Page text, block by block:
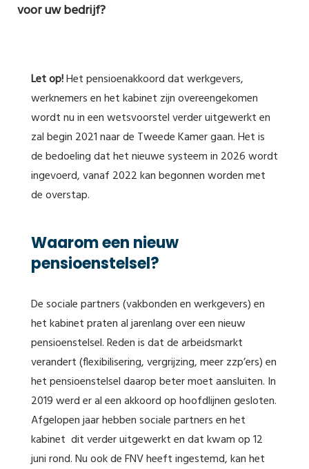
voor uw bedrijf?
Let op!Het pensioenakkoord dat werkgevers,
werknemers en het kabinet zijn overeengekomen
wordt nu in een wetsvoorstel verder uitgewerkt en
zal begin 2021 naar de Tweede Kamer gaan. Het is
de bedoeling dat het nieuwe systeem in 2026 wordt
ingevoerd, vanaf 2022 kan begonnen worden met
de overstap.
Waarom een nieuw
pensioenstelsel?
De sociale partners (vakbonden en werkgevers) en
het kabinet praten al jarenlang over een nieuw
pensioenstelsel. Reden is dat de arbeidsmarkt
verandert (flexibilisering, vergrijzing, meer zzp’ers) en
het pensioenstelsel daarop beter moet aansluiten. In
2019 werd er al een akkoord op hoofdlijnen gesloten.
Afgelopen jaar hebben sociale partners en het
kabinet dit verder uitgewerkt en dat kwam op 12
juni rond. Nu ook de FNV heeft ingestemd, kan het